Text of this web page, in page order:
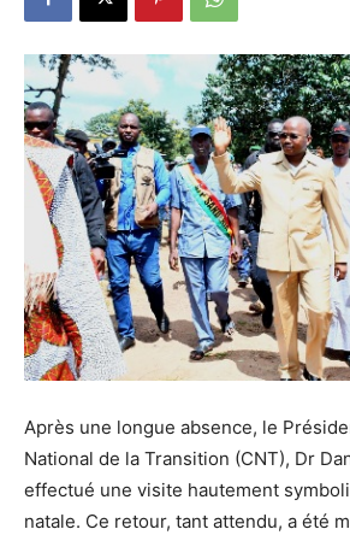
Après une longue absence, le
National de la Transition (CNT), Dr
effectué une visite hautement
natale. Ce retour, tant attendu, a été